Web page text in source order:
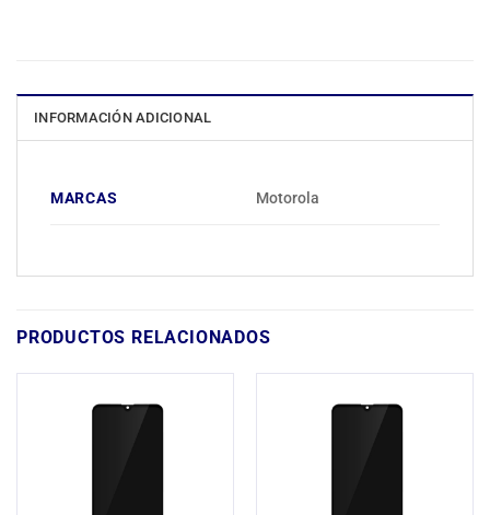
INFORMACIÓN ADICIONAL
MARCAS Motorola
PRODUCTOS RELACIONADOS